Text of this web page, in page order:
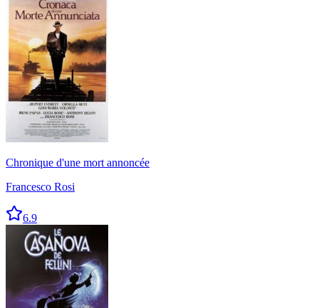
Chronique d'une mort annoncée
Francesco Rosi
6.9